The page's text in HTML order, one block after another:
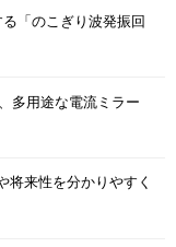
「のこぎり波発振回
多用途な電流ミラー
将来性を分かりやすく